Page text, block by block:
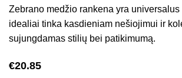
Zebrano medžio rankena yra
idealiai tinka kasdieniam nešiojimui ir
sujungdamas stilių bei patikimumą.
€20.85